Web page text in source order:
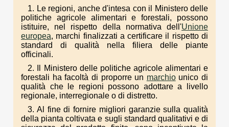
1. Le regioni, anche d'intesa con il Ministero delle
politiche agricole alimentari e forestali, possono
istituire, nel rispetto della normativa dell'Unione
europea, marchi finalizzati a certificare il rispetto di
standard di qualità nella filiera delle piante
officinali.
2. Il Ministero delle politiche agricole alimentari e
forestali ha facoltà di proporre un marchiounico di
qualità che le regioni possono adottare a livello
regionale, interregionale o di distretto.
3. Al fine di fornire migliori garanzie sulla qualità
della pianta coltivata e sugli standard qualitativi e di